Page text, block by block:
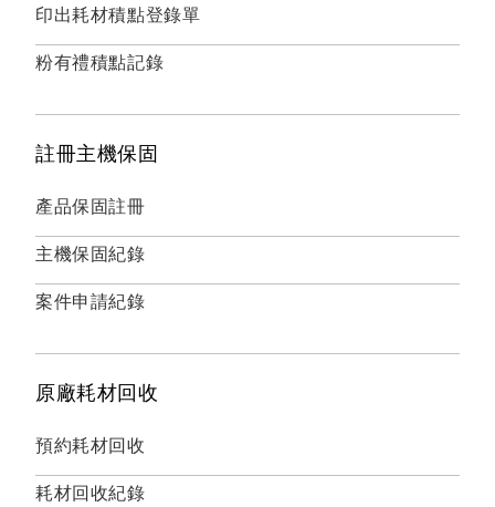
印出耗材積點登錄單
粉有禮積點記錄
註冊主機保固
產品保固註冊
主機保固紀錄
案件申請紀錄
原廠耗材回收
預約耗材回收
耗材回收紀錄